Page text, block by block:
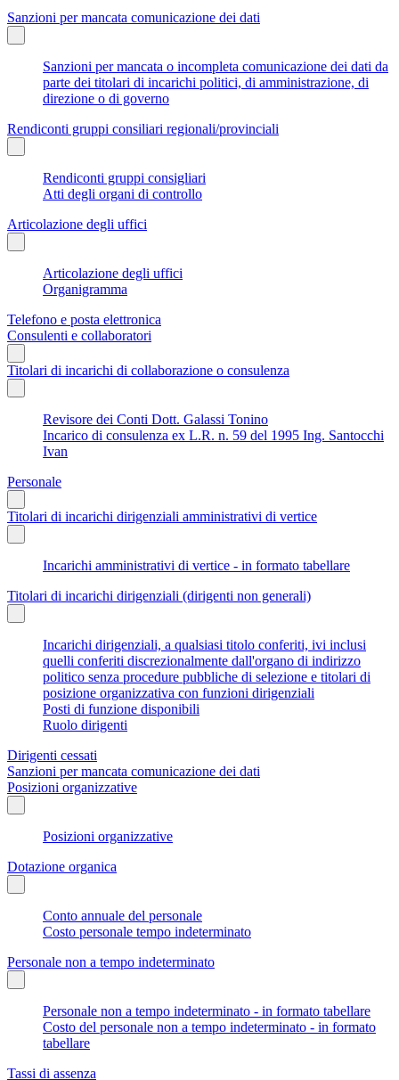
Sanzioni per mancata comunicazione dei dati
Sanzioni per mancata o incompleta comunicazione dei dati da
parte dei titolari di incarichi politici, di amministrazione, di
direzione o di governo
Rendiconti gruppi consiliari regionali/provinciali
Rendiconti gruppi consigliari
Atti degli organi di controllo
Articolazione degli uffici
Articolazione degli uffici
Organigramma
Telefono e posta elettronica
Consulenti e collaboratori
Titolari di incarichi di collaborazione o consulenza
Revisore dei Conti Dott. Galassi Tonino
Incarico di consulenza ex L.R. n. 59 del 1995 Ing. Santocchi
Ivan
Personale
Titolari di incarichi dirigenziali amministrativi di vertice
Incarichi amministrativi di vertice - in formato tabellare
Titolari di incarichi dirigenziali (dirigenti non generali)
Incarichi dirigenziali, a qualsiasi titolo conferiti, ivi inclusi
quelli conferiti discrezionalmente dall'organo di indirizzo
politico senza procedure pubbliche di selezione e titolari di
posizione organizzativa con funzioni dirigenziali
Posti di funzione disponibili
Ruolo dirigenti
Dirigenti cessati
Sanzioni per mancata comunicazione dei dati
Posizioni organizzative
Posizioni organizzative
Dotazione organica
Conto annuale del personale
Costo personale tempo indeterminato
Personale non a tempo indeterminato
Personale non a tempo indeterminato - in formato tabellare
Costo del personale non a tempo indeterminato - in formato
tabellare
Tassi di assenza